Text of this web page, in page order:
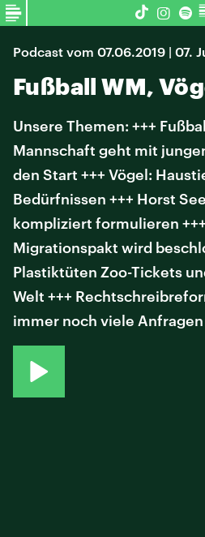
Podcast vom 07.06.2019 | 07.
Fußball WM,
Unsere Themen: +++
Mannschaft geht mit
den Start +++ Vögel:
Bedürfnissen +++ Horst
kompliziert formulieren
Migrationspakt wird
Plastiktüten Zoo-Tickets
Welt +++
immer noch viele Anfragen